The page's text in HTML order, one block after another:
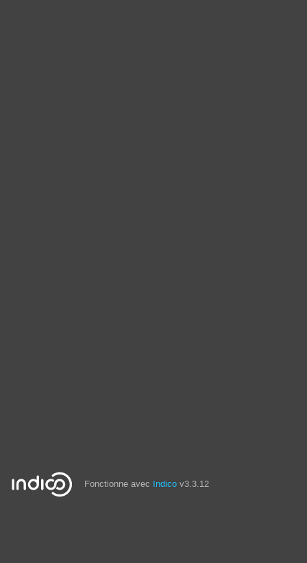
Fonctionne avec Indico v3.3.12